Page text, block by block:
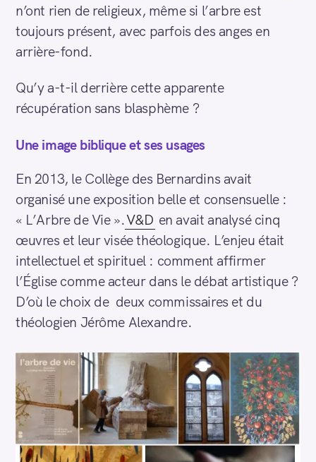
n’ont rien de religieux, même si l’arbre est
toujours présent, avec parfois des anges en
arrière-fond.
Qu’y a-t-il derrière cette apparente
récupération sans blasphème ?
Une image biblique et ses usages
En 2013, le Collège des Bernardins avait
organisé une exposition belle et consensuelle :
« L’Arbre de Vie ».V&D en avait analysé cinq
œuvres et leur visée théologique. L’enjeu était
intellectuel et spirituel : comment affirmer
l’Église comme acteur dans le débat artistique ?
D’où le choix de deux commissaires et du
théologien Jérôme Alexandre.